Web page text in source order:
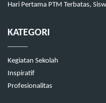
Hari Pertama PTM Terbatas,
KATEGORI
Kegiatan Sekolah
Inspiratif
Profesionalitas